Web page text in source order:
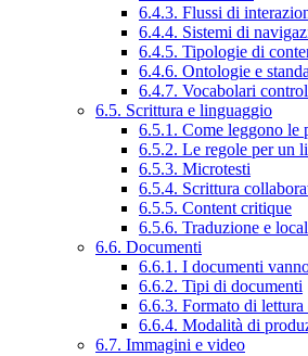
6.4.3. Flussi di
6.4.4. Sistemi di
6.4.5. Tipologie di
6.4.6. Ontologie e
6.4.7. Vocabolari
6.5. Scrittura e linguaggio
6.5.1. Come leggono le
6.5.2. Le regole per un
6.5.3. Microtesti
6.5.4. Scrittura
6.5.5. Content critique
6.5.6. Traduzione e
6.6. Documenti
6.6.1. I documenti
6.6.2. Tipi di documenti
6.6.3. Formato di
6.6.4. Modalità di
6.7. Immagini e video